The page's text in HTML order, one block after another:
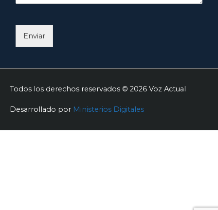
Enviar
Todos los derechos reservados © 2026 Voz Actual
Desarrollado por Ministerios Digitales